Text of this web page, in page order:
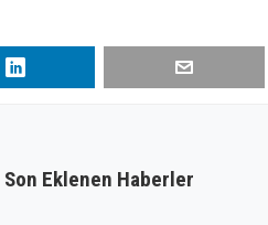
Son Eklenen Haberler